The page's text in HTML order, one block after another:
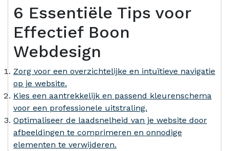
6 Essentiële Tips voor
Effectief Boon
Webdesign
Zorg voor een overzichtelijke en intuïtieve navigatie
op je website.
Kies een aantrekkelijk en passend kleurenschema
voor een professionele uitstraling.
Optimaliseer de laadsnelheid van je website door
afbeeldingen te comprimeren en onnodige
elementen te verwijderen.